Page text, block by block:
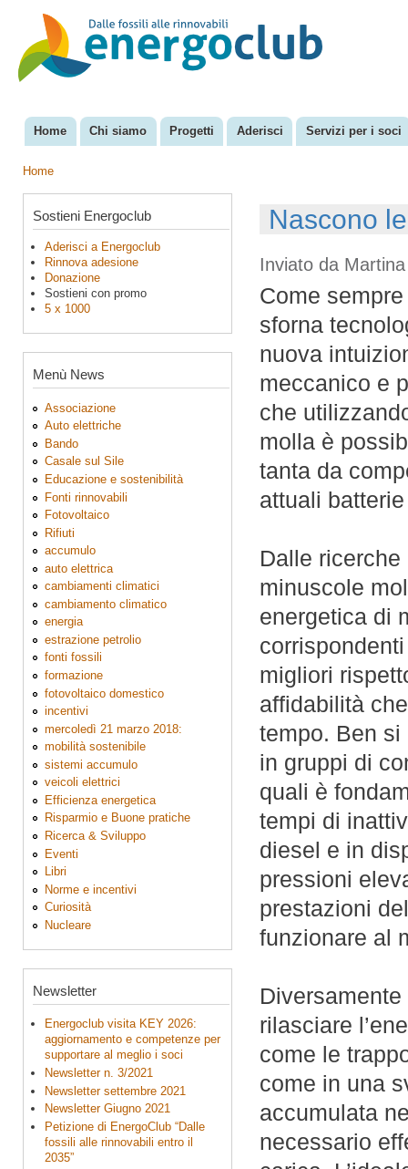
EnergoClub
per la
riconversione
del sistema
Menu principale
Home Chi siamo Progetti Aderisci Servizi per i soci
Home
Sostieni Energoclub
Aderisci a Energoclub
Rinnova adesione
Donazione
Sostieni con promo
5 x 1000
Menù News
Associazione
Auto elettriche
Bando
Casale sul Sile
Educazione e sostenibilità
Fonti rinnovabili
Fotovoltaico
Rifiuti
accumulo
auto elettrica
cambiamenti climatici
cambiamento climatico
energia
estrazione petrolio
fonti fossili
formazione
fotovoltaico domestico
incentivi
mercoledì 21 marzo 2018:
mobilità sostenibile
sistemi accumulo
veicoli elettrici
Efficienza energetica
Risparmio e Buone pratiche
Ricerca & Sviluppo
Eventi
Libri
Norme e incentivi
Curiosità
Nucleare
Newsletter
Energoclub visita KEY 2026:
aggiornamento e competenze per
supportare al meglio i soci
Newsletter n. 3/2021
Newsletter settembre 2021
Newsletter Giugno 2021
Petizione di EnergoClub “Dalle
fossili alle rinnovabili entro il
2035”
Nascono
Inviato da
Come
sforna
nuova
meccanico e
che
molla è
tanta da
attuali
Dalle
minuscole
energetica di
migliori
affidabilità
tempo. Ben si
in gruppi di
quali è
tempi di
diesel e in
pressioni
prestazioni
funzionare al
rilasciare
come le
come in una
accumulata
necessario